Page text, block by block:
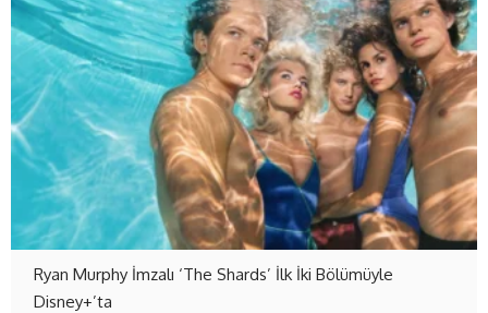
Ryan Murphy İmzalı ‘The Shards’ İlk İki Bölümüyle
Disney+’ta